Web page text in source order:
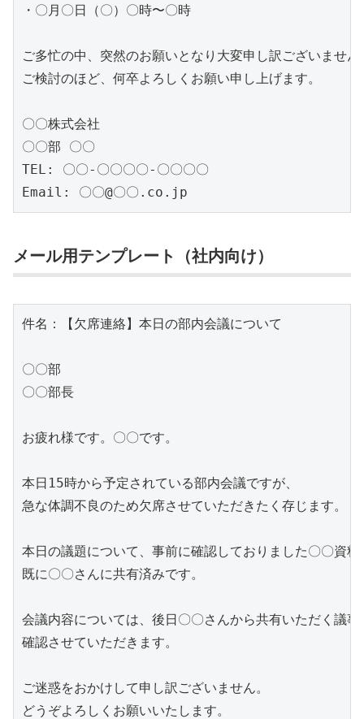
・〇月〇日（〇）〇時〜〇時
ご多忙の中、突然のお願いとなり大変申し訳ございません
ご検討のほど、何卒よろしくお願い申し上げます。
〇〇株式会社
〇〇部 〇〇
TEL: 〇〇-〇〇〇〇-〇〇〇〇
Email: 〇〇@〇〇.co.jp
メール用テンプレート（社内向け）
件名：【欠席連絡】本日の部内会議について
〇〇部
〇〇部長
お疲れ様です。〇〇です。
本日15時から予定されている部内会議ですが、
急な体調不良のため欠席させていただきたく存じます。
本日の議題について、事前に確認しておりました〇〇資料
既に〇〇さんに共有済みです。
会議内容については、後日〇〇さんから共有いただく議事
確認させていただきます。
ご迷惑をおかけして申し訳ございません。
どうぞよろしくお願いいたします。